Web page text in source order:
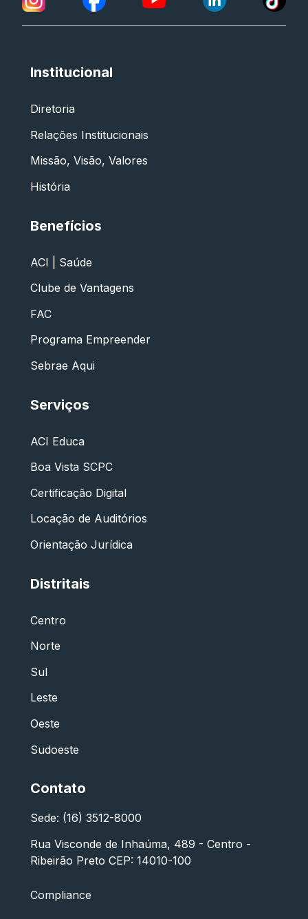
Institucional
Diretoria
Relações Institucionais
Missão, Visão, Valores
História
Benefícios
ACI | Saúde
Clube de Vantagens
FAC
Programa Empreender
Sebrae Aqui
Serviços
ACI Educa
Boa Vista SCPC
Certificação Digital
Locação de Auditórios
Orientação Jurídica
Distritais
Centro
Norte
Sul
Leste
Oeste
Sudoeste
Contato
Sede: (16) 3512-8000
Rua Visconde de Inhaúma, 489 - Centro -
Ribeirão Preto CEP: 14010-100
Compliance